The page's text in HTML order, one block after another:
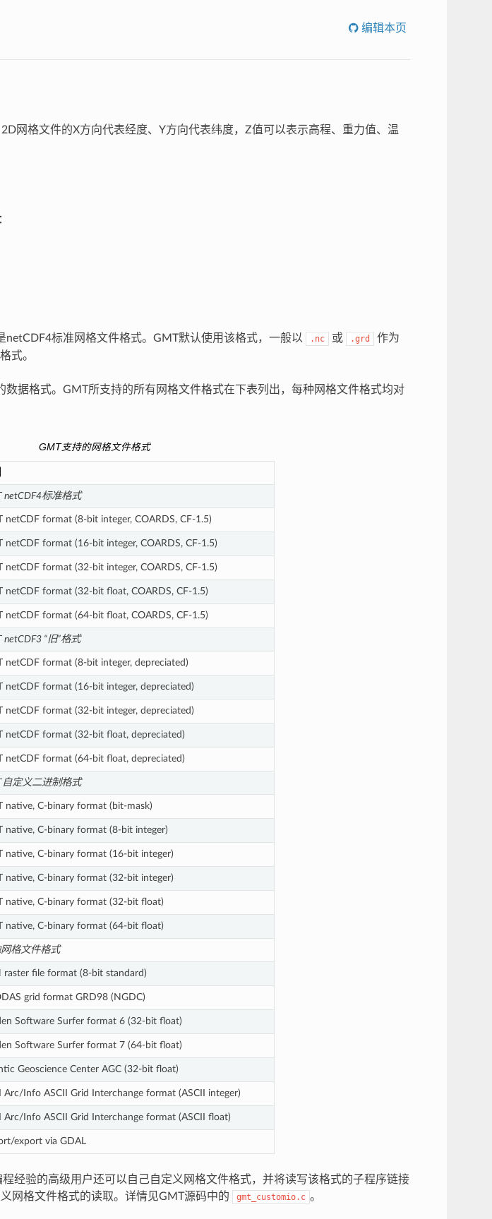
编辑本页
网格文件的X方向代表经度、Y方向代表纬度，Z值可以表示高程、重力值、温
标准网格文件格式。GMT默认使用该格式，一般以 .nc 或 .grd
作为
式。
数据格式。GMT所支持的所有网格文件格式在下表列出，每种网格文件格式均对
GMT支持的网格文件格式
netCDF4标准格式
netCDF format (8-bit integer, COARDS, CF-1.5)
netCDF format (16-bit integer, COARDS, CF-1.5)
netCDF format (32-bit integer, COARDS, CF-1.5)
netCDF format (32-bit float, COARDS, CF-1.5)
netCDF format (64-bit float, COARDS, CF-1.5)
netCDF3 “旧”格式
netCDF format (8-bit integer, depreciated)
netCDF format (16-bit integer, depreciated)
netCDF format (32-bit integer, depreciated)
netCDF format (32-bit float, depreciated)
netCDF format (64-bit float, depreciated)
自定义二进制格式
native, C-binary format (bit-mask)
native, C-binary format (8-bit integer)
native, C-binary format (16-bit integer)
native, C-binary format (32-bit integer)
native, C-binary format (32-bit float)
native, C-binary format (64-bit float)
格文件格式
raster file format (8-bit standard)
grid format GRD98 (NGDC)
Software Surfer format 6 (32-bit float)
Software Surfer format 7 (64-bit float)
Geoscience Center AGC (32-bit float)
Arc/Info ASCII Grid Interchange format (ASCII integer)
Arc/Info ASCII Grid Interchange format (ASCII float)
export via GDAL
经验的高级用户还可以自己自定义网格文件格式，并将读写该格式的子程序链接
网格文件格式的读取。详情见GMT源码中的
gmt_customio.c 。